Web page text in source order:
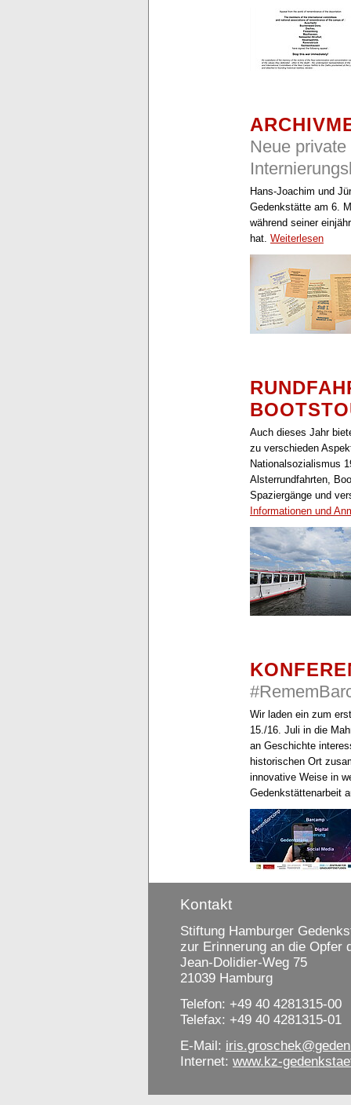
Neue
Hans-Joachim und
Gedenkstätte am 6.
während seiner
hat. Weiterlesen
Auch dieses Jahr
zu verschieden
Nationalsozialismus
Alsterrundfahrten,
Spaziergänge und
Informationen und
Wir laden ein zum
15./16. Juli in die
an Geschichte
historischen Ort
innovative Weise in
Gedenkstättenarbeit
Kontakt
Stiftung Hamburger
zur Erinnerung an die Opfer
Jean-Dolidier-Weg 75
21039 Hamburg
Telefon: +49 40 4281315-00
Telefax: +49 40 4281315-01
E-Mail:
Internet: www.kz-